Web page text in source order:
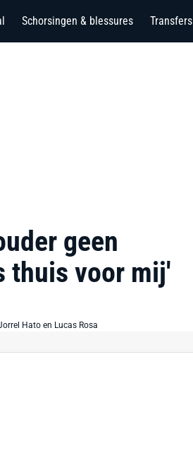
Schorsingen & blessures Transfers
geen
thuis voor mij'